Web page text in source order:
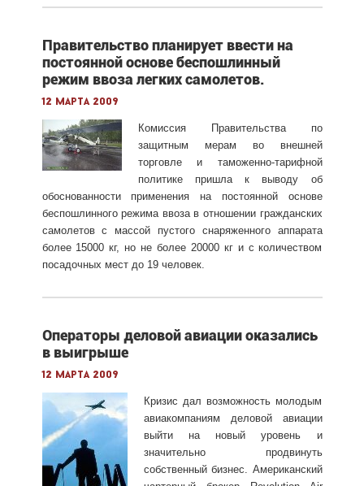
Правительство планирует ввести на
постоянной основе беспошлинный
режим ввоза легких самолетов.
12 марта 2009
Комиссия Правительства по
защитным мерам во внешней
торговле и таможенно-тарифной
политике пришла к выводу об
обоснованности применения на постоянной основе
беспошлинного режима ввоза в отношении гражданских
самолетов с массой пустого снаряженного аппарата
более 15000 кг, но не более 20000 кг и с количеством
посадочных мест до 19 человек.
Операторы деловой авиации оказались
в выигрыше
12 марта 2009
Кризис дал возможность молодым
авиакомпаниям деловой авиации
выйти на новый уровень и
значительно продвинуть
собственный бизнес. Американский